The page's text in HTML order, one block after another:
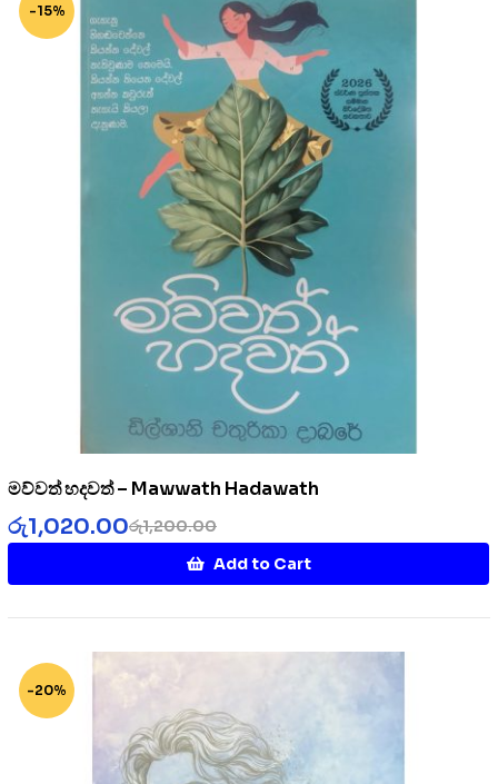
-15%
මව්වත් හදවත් – Mawwath Hadawath
රු1,200.00
රු1,020.00
Add to Cart
-20%